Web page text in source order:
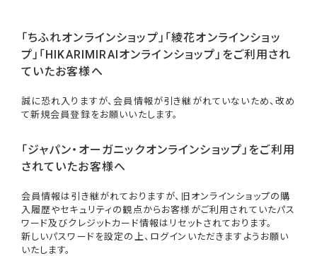
「ちふれオンラインショップ」「綾花オンラインショッ
プ」「HIKARIMIRAIオンラインショップ」をご利用され
ていたお客様へ
誠に恐れ入りますが、会員情報が引き継がれていないため、改め
て新規会員登録をお願いいたします。
「ジャパン・オーガニックオンラインショップ」をご利用
されていたお客様へ
会員情報は引き継がれておりますが、旧オンラインショップの購
入履歴やセキュリティの観点からお客様がご利用されていたパス
ワード及びクレジットカード情報はリセットされております。
新しいパスワードを設定の上、ログインいただきますようお願い
いたします。